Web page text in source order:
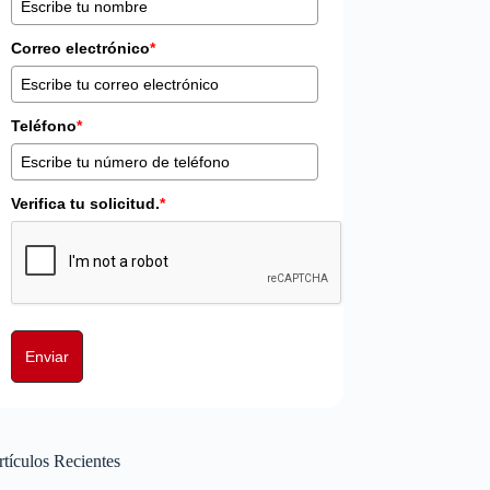
Correo electrónico*
Teléfono*
Verifica tu solicitud.*
Enviar
Recientes